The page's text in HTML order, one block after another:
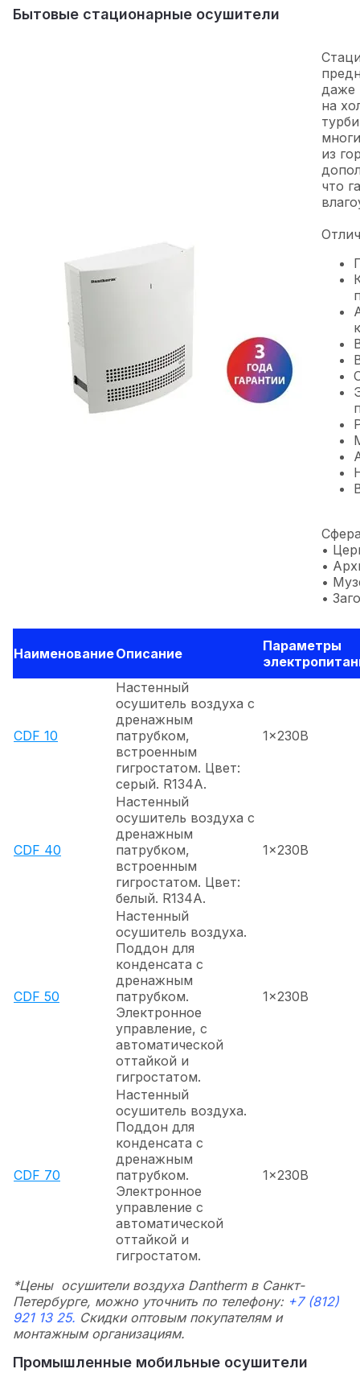
Бытовые стационарные осушители
даже
на
из
что
•
•
•
•
НаименованиеОписание
Параметры
CDF 10
Настенный
осушитель воздуха с
дренажным
патрубком,
встроенным
гигростатом. Цвет:
серый. R134A.
1x230В
CDF 40
Настенный
осушитель воздуха с
дренажным
патрубком,
встроенным
гигростатом. Цвет:
белый. R134A.
1x230В
CDF 50
Настенный
осушитель воздуха.
Поддон для
конденсата с
дренажным
патрубком.
Электронное
управление, с
автоматической
оттайкой и
гигростатом.
1x230В
CDF 70
Настенный
осушитель воздуха.
Поддон для
конденсата с
дренажным
патрубком.
Электронное
управление с
автоматической
оттайкой и
гигростатом.
1x230В
*Цены осушители воздуха Dantherm в Санкт-
Петербурге, можно уточнить по телефону: +7 (812)
921 13 25. Скидки оптовым покупателям и
монтажным организациям.
Промышленные мобильные осушители